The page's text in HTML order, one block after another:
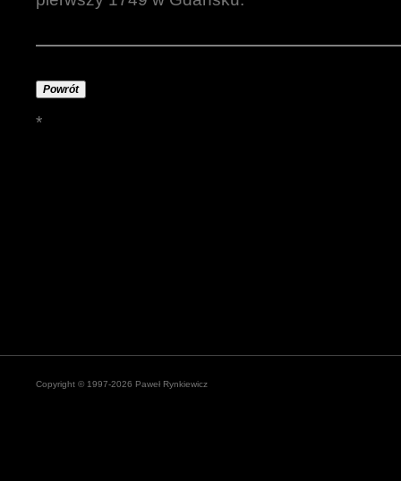
Powrót
*
Copyright © 1997-2026 Paweł Rynkiewicz